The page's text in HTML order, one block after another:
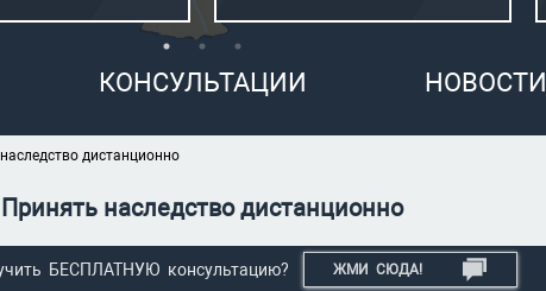
КОНСУЛЬТАЦИИ НОВОСТИ
дистанционно
Принять наследство дистанционно
БЕСПЛАТНУЮ консультацию? ЖМИ СЮДА!